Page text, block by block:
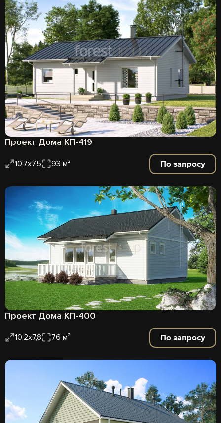
Проект Дома КП-419
10,7х7,5 93 м² По запросу
Проект Дома КП-400
10,2х7,8 76 м² По запросу